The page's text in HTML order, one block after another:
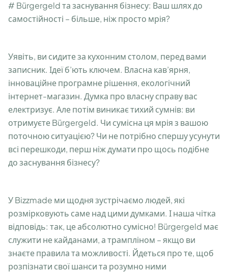
# Bürgergeld та заснування бізнесу: Ваш шлях до
самостійності – більше, ніж просто мрія?
Уявіть, ви сидите за кухонним столом, перед вами
записник. Ідеї б’ють ключем. Власна кав’ярня,
інноваційне програмне рішення, екологічний
інтернет-магазин. Думка про власну справу вас
електризує. Але потім виникає тихий сумнів: ви
отримуєте Bürgergeld. Чи сумісна ця мрія з вашою
поточною ситуацією? Чи не потрібно спершу усунути
всі перешкоди, перш ніж думати про щось подібне
до заснування бізнесу?
У Bizzmade ми щодня зустрічаємо людей, які
розмірковують саме над цими думками. І наша чітка
відповідь: так, це абсолютно сумісно! Bürgergeld має
служити не кайданами, а трампліном – якщо ви
знаєте правила та можливості. Йдеться про те, щоб
розпізнати свої шанси та розумно ними